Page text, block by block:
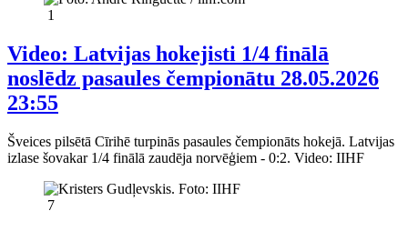
1
Video: Latvijas hokejisti 1/4 finālā
noslēdz pasaules čempionātu 28.05.2026
23:55
Šveices pilsētā Cīrihē turpinās pasaules čempionāts hokejā. Latvijas
izlase šovakar 1/4 finālā zaudēja norvēģiem - 0:2. Video: IIHF
7